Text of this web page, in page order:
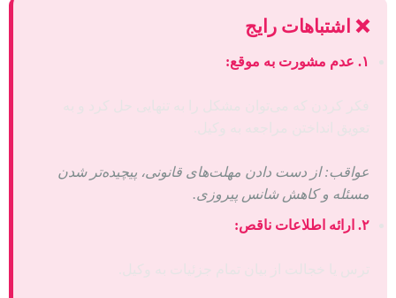
❌ اشتباهات رایج
۱. عدم مشورت به موقع:
عواقب: از دست دادن مهلت‌های قانونی، پیچیده‌تر شدن
مسئله و کاهش شانس پیروزی.
۲. ارائه اطلاعات ناقص: